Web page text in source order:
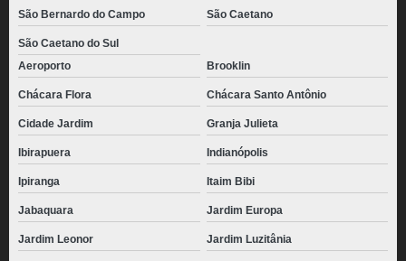
São Bernardo do Campo São Caetano
São Caetano do Sul
Aeroporto
Brooklin
Chácara Flora Chácara Santo Antônio
Cidade Jardim Granja Julieta
Ibirapuera Indianópolis
Ipiranga Itaim Bibi
Jabaquara Jardim Europa
Jardim Leonor Jardim Luzitânia